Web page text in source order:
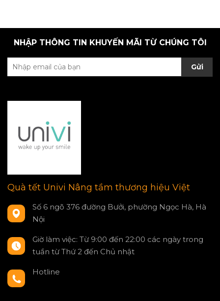
NHẬP THÔNG TIN KHUYẾN MÃI TỪ CHÚNG TÔI
Gửi
Quà tết Univi Nâng tầm thương hiệu Việt
Số 6 ngõ 376 đường Bưởi, phường Ngọc Hà, Hà
Nội
Giờ làm việc: Từ 9:00 đến 22:00 các ngày trong
tuần từ Thứ 2 đến Chủ nhật
Hotline